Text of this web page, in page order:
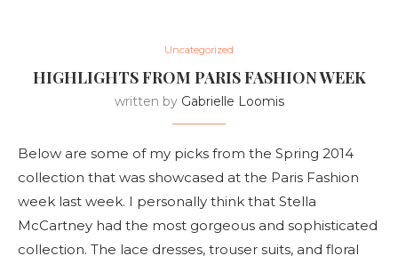
Uncategorized
HIGHLIGHTS FROM PARIS FASHION WEEK
written by Gabrielle Loomis
Below are some of my picks from the Spring 2014
collection that was showcased at the Paris Fashion
week last week. I personally think that Stella
McCartney had the most gorgeous and sophisticated
collection. The lace dresses, trouser suits, and floral